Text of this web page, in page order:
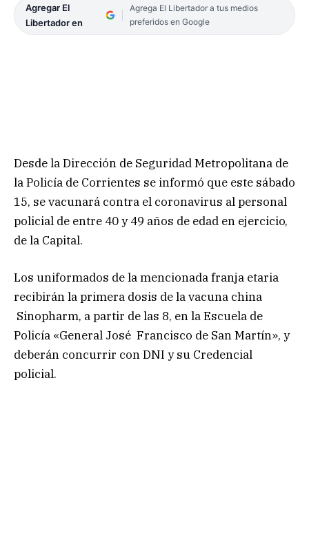
Agregar El
Libertador en
Agrega El Libertador a tus medios
preferidos en Google
Desde la Dirección de Seguridad Metropolitana de
la Policía de Corrientes se informó que este sábado
15, se vacunará contra el coronavirus al personal
policial de entre 40 y 49 años de edad en ejercicio,
de la Capital.
Los uniformados de la mencionada franja etaria
recibirán la primera dosis de la vacuna china
Sinopharm, a partir de las 8, en la Escuela de
Policía «General José Francisco de San Martín», y
deberán concurrir con DNI y su Credencial
policial.